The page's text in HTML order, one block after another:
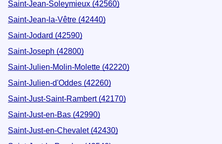
Saint-Jean-Soleymieux (42560)
Saint-Jean-la-Vêtre (42440)
Saint-Jodard (42590)
Saint-Joseph (42800)
Saint-Julien-Molin-Molette (42220)
Saint-Julien-d'Oddes (42260)
Saint-Just-Saint-Rambert (42170)
Saint-Just-en-Bas (42990)
Saint-Just-en-Chevalet (42430)